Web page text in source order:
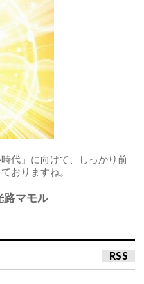
代」に向けて、しっかり前
おりますね。
マモル
RSS